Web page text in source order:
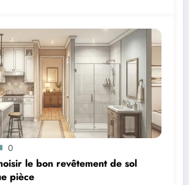
0
le bon revêtement de sol
pièce